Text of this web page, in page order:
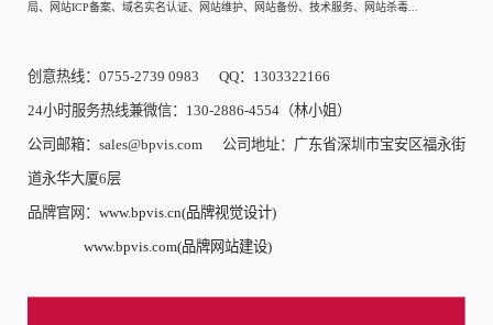
局、网站ICP备案、域名实名认证、网站维护、网站备份、技术服务、网站杀毒...
创意热线：0755-2739 0983 QQ：1303322166
24小时服务热线兼微信：130-2886-4554（林小姐）
公司邮箱：sales@bpvis.com 公司地址：广东省深圳市宝安区福永街
道永华大厦6层
品牌官网： www.bpvis.cn(品牌视觉设计)
www.bpvis.com(品牌网站建设)